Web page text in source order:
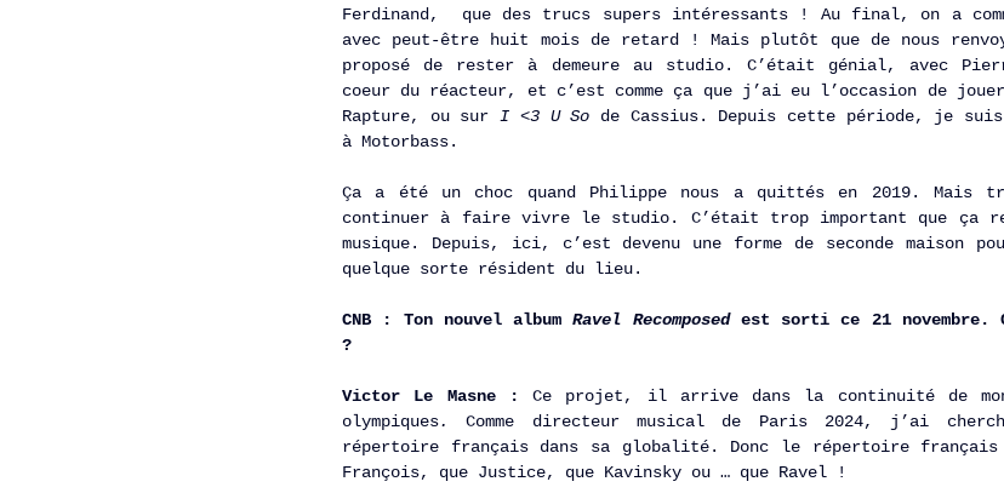
Ferdinand,  que des trucs supers intéressants ! Au final, on a
avec peut-être huit mois de retard ! Mais plutôt que de nous
proposé de rester à demeure au studio. C’était génial, avec
coeur du réacteur, et c’est comme ça que j’ai eu l’occasion de
Rapture, ou sur I <3 U So de Cassius. Depuis cette période, je
à Motorbass.
Ça a été un choc quand Philippe nous a quittés en 2019. Mais
continuer à faire vivre le studio. C’était trop important que ça
musique. Depuis, ici, c’est devenu une forme de seconde maison
quelque sorte résident du lieu.
CNB : Ton nouvel album Ravel Recomposed est sorti ce 21 novembre.
?
Victor Le Masne :
Ce projet, il arrive dans la continuité de
olympiques. Comme directeur musical de Paris 2024,
j’ai
répertoire français dans sa globalité. Donc le répertoire français
François, que Justice, que Kavinsky ou … que Ravel !